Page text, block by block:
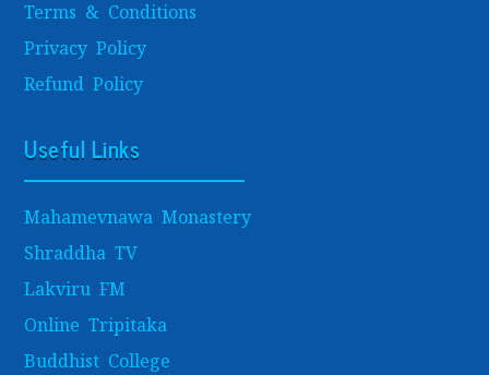
Terms & Conditions
Privacy Policy
Refund Policy
Useful Links
Mahamevnawa Monastery
Shraddha TV
Lakviru FM
Online Tripitaka
Buddhist College